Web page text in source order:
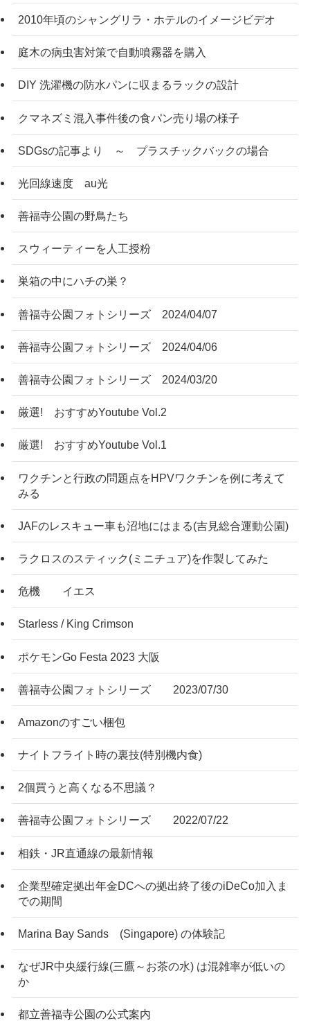
2010年頃のシャングリラ・ホテルのイメージビデオ
庭木の病虫害対策で自動噴霧器を購入
DIY 洗濯機の防水パンに収まるラックの設計
クマネズミ混入事件後の食パン売り場の様子
SDGsの記事より ～ プラスチックバックの場合
光回線速度 au光
善福寺公園の野鳥たち
スウィーティーを人工授粉
巣箱の中にハチの巣？
善福寺公園フォトシリーズ 2024/04/07
善福寺公園フォトシリーズ 2024/04/06
善福寺公園フォトシリーズ 2024/03/20
厳選! おすすめYoutube Vol.2
厳選! おすすめYoutube Vol.1
ワクチンと行政の問題点をHPVワクチンを例に考えて
みる
JAFのレスキュー車も沼地にはまる(吉見総合運動公園)
ラクロスのスティック(ミニチュア)を作製してみた
危機 イエス
Starless / King Crimson
ポケモンGo Festa 2023 大阪
善福寺公園フォトシリーズ 2023/07/30
Amazonのすごい梱包
ナイトフライト時の裏技(特別機内食)
2個買うと高くなる不思議？
善福寺公園フォトシリーズ 2022/07/22
相鉄・JR直通線の最新情報
企業型確定拠出年金DCへの拠出終了後のiDeCo加入ま
での期間
Marina Bay Sands (Singapore) の体験記
なぜJR中央緩行線(三鷹～お茶の水) は混雑率が低いの
か
都立善福寺公園の公式案内